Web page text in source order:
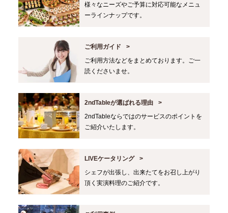
様々なニーズやご予算に対応可能なメニュ
ーラインナップです。
ご利用ガイド
ご利用方法などをまとめております。ご一
読くださいませ。
2ndTableが選ばれる理由
2ndTableならではのサービスのポイントを
ご紹介いたします。
LIVEケータリング
シェフが出張し、出来たてをお召し上がり
頂く実演料理のご紹介です。